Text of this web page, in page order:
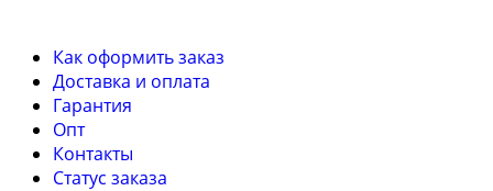
Как оформить заказ
Доставка и оплата
Гарантия
Опт
Контакты
Cтатус заказа